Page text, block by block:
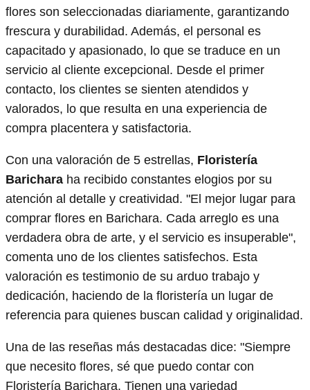
flores son seleccionadas diariamente, garantizando
frescura y durabilidad. Además, el personal es
capacitado y apasionado, lo que se traduce en un
servicio al cliente excepcional. Desde el primer
contacto, los clientes se sienten atendidos y
valorados, lo que resulta en una experiencia de
compra placentera y satisfactoria.
Con una valoración de 5 estrellas, Floristería
Barichara ha recibido constantes elogios por su
atención al detalle y creatividad. "El mejor lugar para
comprar flores en Barichara. Cada arreglo es una
verdadera obra de arte, y el servicio es insuperable",
comenta uno de los clientes satisfechos. Esta
valoración es testimonio de su arduo trabajo y
dedicación, haciendo de la floristería un lugar de
referencia para quienes buscan calidad y originalidad.
Una de las reseñas más destacadas dice: "Siempre
que necesito flores, sé que puedo contar con
Floristería Barichara. Tienen una variedad